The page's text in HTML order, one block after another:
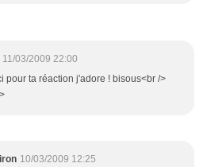
11/03/2009 22:00
pour ta réaction j'adore ! bisous<br />
10/03/2009 12:25